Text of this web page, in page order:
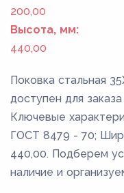
200,00
Высота, мм:
440,00
Поковка стальная
доступен для
Ключевые
ГОСТ 8479 - 70;
440,00. Подберем
наличие и